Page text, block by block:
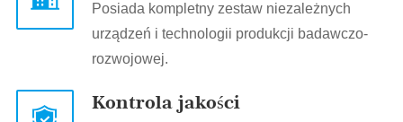
Posiada kompletny zestaw niezależnych
urządzeń i technologii produkcji badawczo-
rozwojowej.
Kontrola jakości